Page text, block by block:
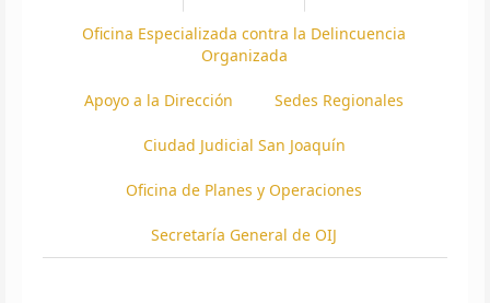
Oficina Especializada contra la Delincuencia
Organizada
Apoyo a la Dirección Sedes Regionales
Ciudad Judicial San Joaquín
Oficina de Planes y Operaciones
Secretaría General de OIJ